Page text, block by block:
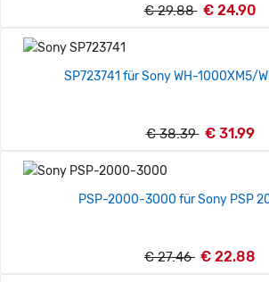
€ 29.88 € 24.90
SP723741 für Sony WH-1000XM5/
€ 38.39 € 31.99
PSP-2000-3000 für Sony PSP
€ 27.46 € 22.88